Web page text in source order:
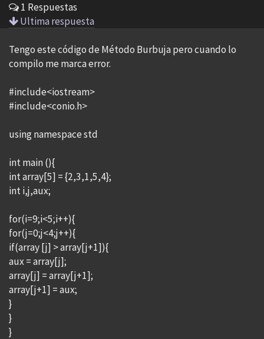
1 Respuestas
Ultima respuesta
Tengo este código de Método Burbuja pero cuando lo
compilo me marca error.
#include<iostream>
#include<conio.h>
using namespace std
int main (){
int array[5] = {2,3,1,5,4};
int i,j,aux;
for(i=9;i<5;i++){
for(j=0;j<4;j++){
if(array [j] > array[j+1]){
aux = array[j];
array[j] = array[j+1];
array[j+1] = aux;
}
}
}